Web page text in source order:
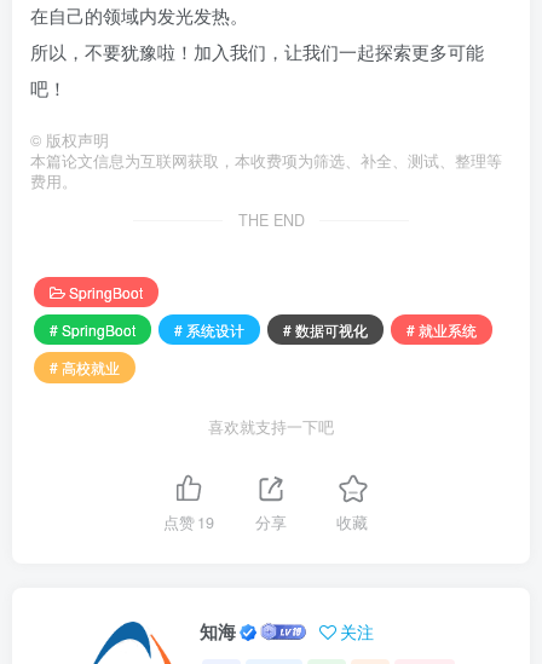
在自己的领域内发光发热。
所以，不要犹豫啦！加入我们，让我们一起探索更多可能
吧！
© 版权声明
本篇论文信息为互联网获取，本收费项为筛选、补全、测试、整理等
费用。
THE END
SpringBoot
# SpringBoot
# 系统设计 # 数据可视化
# 就业系统
# 高校就业
喜欢就支持一下吧
点赞19 分享 收藏
知海 关注